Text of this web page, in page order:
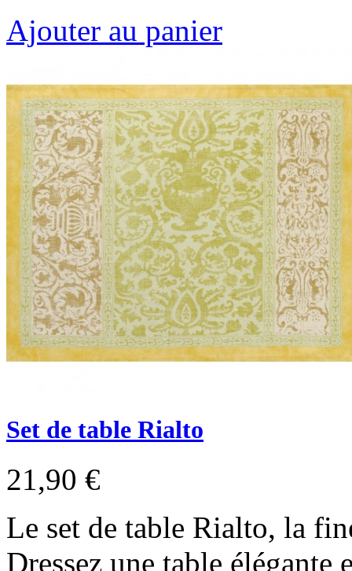
Ajouter au panier
Set de table Rialto
21,90 €
Le set de table Rialto, la
Dressez une table élégante